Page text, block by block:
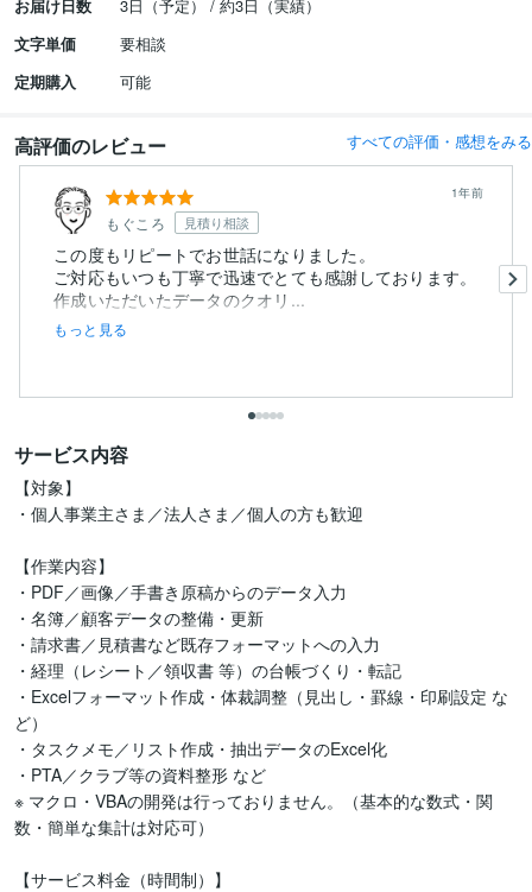
お届け日数
3日（予定） / 約3日（実績）
文字単価
要相談
定期購入
可能
高評価のレビュー すべての評価・感想をみる
もぐころ 見積り相談
1年前
この度もリピートでお世話になりました。
ご対応もいつも丁寧で迅速でとても感謝しております。
作成いただいたデータのクオリ...
もっと見る
サービス内容
【対象】
・個人事業主さま／法人さま／個人の方も歓迎
【作業内容】
・PDF／画像／手書き原稿からのデータ入力
・名簿／顧客データの整備・更新
・請求書／見積書など既存フォーマットへの入力
・経理（レシート／領収書 等）の台帳づくり・転記
・Excelフォーマット作成・体裁調整（見出し・罫線・印刷設定 な
ど）
・タスクメモ／リスト作成・抽出データのExcel化
・PTA／クラブ等の資料整形 など
※ マクロ・VBAの開発は行っておりません。（基本的な数式・関
数・簡単な集計は対応可）
【サービス料金（時間制）】